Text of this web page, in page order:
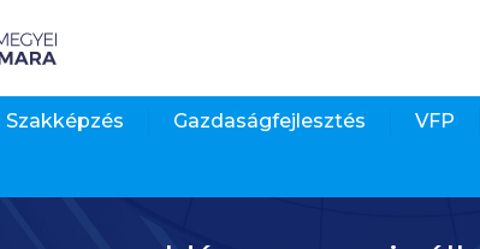
Szakképzés Gazdaságfejlesztés VFP